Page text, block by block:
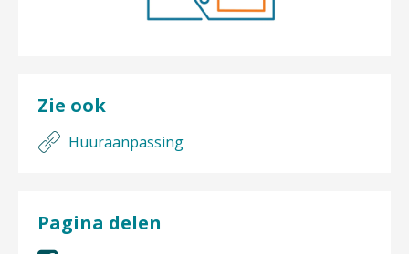
Zie ook
Huuraanpassing
Pagina delen